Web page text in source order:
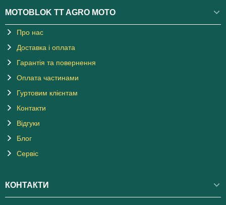
MOTOBLOK TT AGRO MOTO
Про нас
Доставка і оплата
Гарантія та повернення
Оплата частинами
Гуртовим клієнтам
Контакти
Відгуки
Блог
Сервіс
КОНТАКТИ